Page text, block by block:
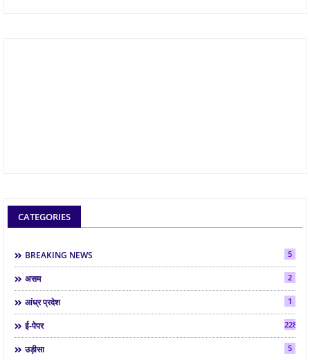
CATEGORIES
BREAKING NEWS 5
असम 2
आंध्र प्रदेश 1
ई-पेपर 2286
उड़ीसा 5